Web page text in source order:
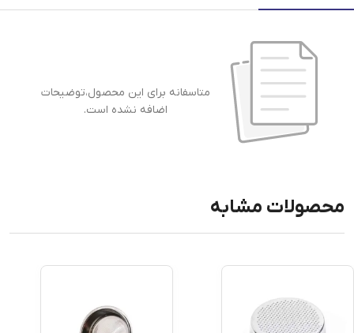
متاسفانه برای این محصول،توضیحات
اضافه نشده است.
محصولات مشابه